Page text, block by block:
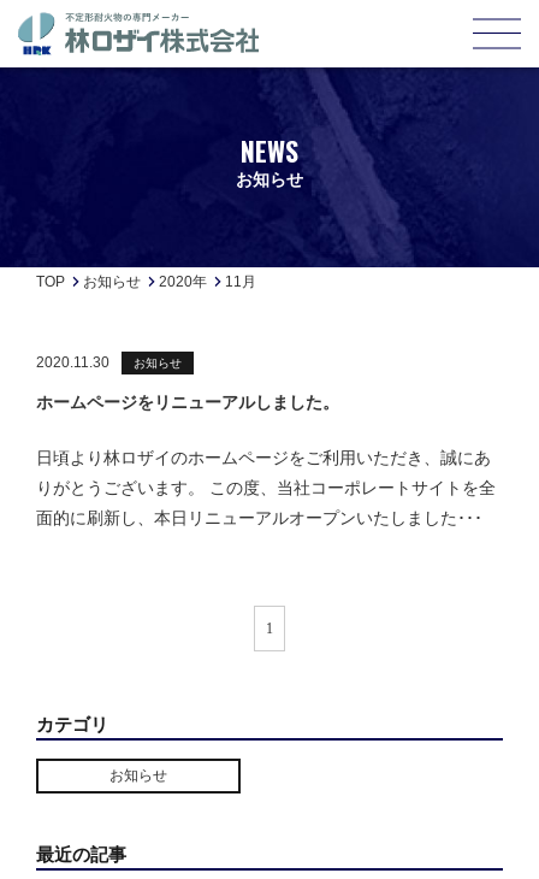
NEWS
お知らせ
TOP お知らせ 2020年 11月
2020.11.30 お知らせ
ホームページをリニューアルしました。
日頃より林ロザイのホームページをご利用いただき、誠にあ
りがとうございます。 この度、当社コーポレートサイトを全
面的に刷新し、本日リニューアルオープンいたしました･･･
1
カテゴリ
お知らせ
最近の記事